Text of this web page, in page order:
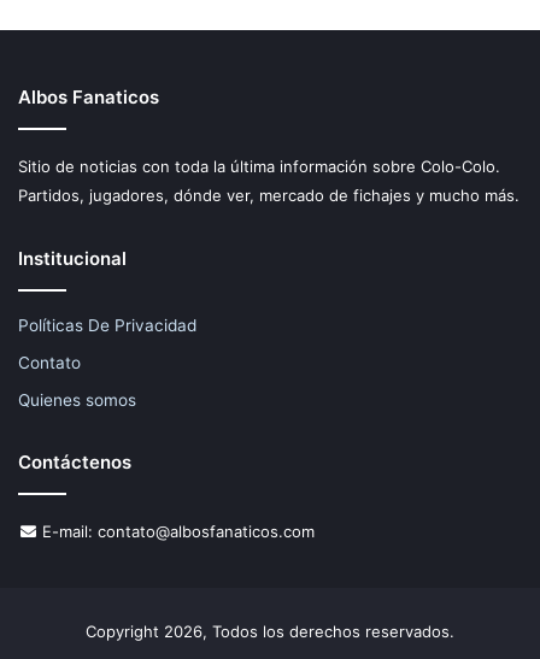
Albos Fanaticos
Sitio de noticias con toda la última información sobre Colo-Colo.
Partidos, jugadores, dónde ver, mercado de fichajes y mucho más.
Institucional
Políticas De Privacidad
Contato
Quienes somos
Contáctenos
E-mail: contato@albosfanaticos.com
Copyright 2026, Todos los derechos reservados.